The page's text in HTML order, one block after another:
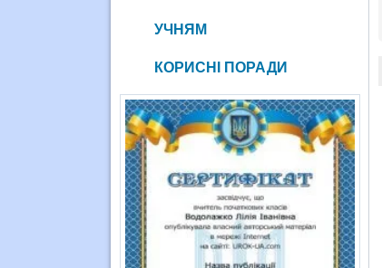
УЧНЯМ
КОРИСНІ ПОРАДИ